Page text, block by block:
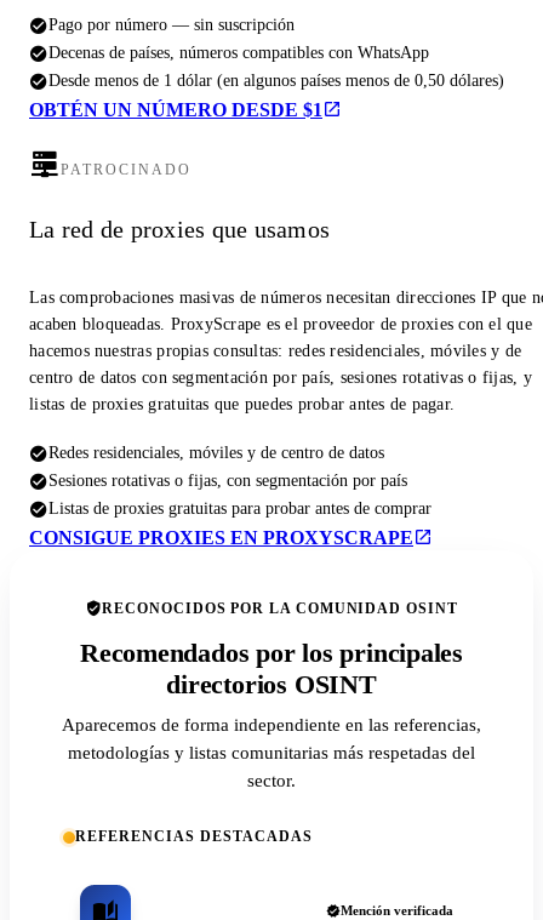
Pago por número — sin suscripción
Decenas de países, números compatibles con WhatsApp
Desde menos de 1 dólar (en algunos países menos de 0,50 dólares)
OBTÉN UN NÚMERO DESDE $1
PATROCINADO
La red de proxies que usamos
Las comprobaciones masivas de números necesitan direcciones IP que
acaben bloqueadas. ProxyScrape es el proveedor de proxies con el que
hacemos nuestras propias consultas: redes residenciales, móviles y de
centro de datos con segmentación por país, sesiones rotativas o fijas, y
listas de proxies gratuitas que puedes probar antes de pagar.
Redes residenciales, móviles y de centro de datos
Sesiones rotativas o fijas, con segmentación por país
Listas de proxies gratuitas para probar antes de comprar
CONSIGUE PROXIES EN PROXYSCRAPE
RECONOCIDOS POR LA COMUNIDAD OSINT
Recomendados por los principales
directorios OSINT
Aparecemos de forma independiente en las referencias,
metodologías y listas comunitarias más respetadas del
sector.
REFERENCIAS DESTACADAS
Mención verificada